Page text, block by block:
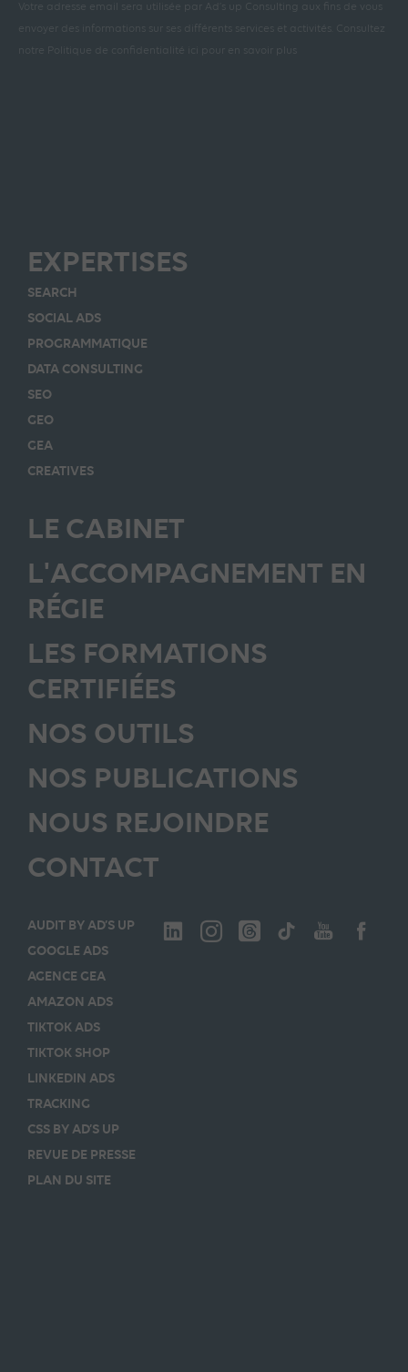
Votre adresse email sera utilisée par Ad’s up Consulting aux fins de vous
envoyer des informations sur ses différents services et activités.
Consultez
notre Politique de confidentialité ici pour en savoir plus
EXPERTISES
SEARCH
SOCIAL ADS
PROGRAMMATIQUE
DATA CONSULTING
SEO
GEO
GEA
CREATIVES
LE CABINET
L'ACCOMPAGNEMENT EN
RÉGIE
LES FORMATIONS
CERTIFIÉES
NOS OUTILS
NOS PUBLICATIONS
NOUS REJOINDRE
CONTACT
AUDIT BY AD’S UP
GOOGLE ADS
AGENCE GEA
AMAZON ADS
TIKTOK ADS
TIKTOK SHOP
LINKEDIN ADS
TRACKING
CSS BY AD’S UP
REVUE DE PRESSE
PLAN DU SITE